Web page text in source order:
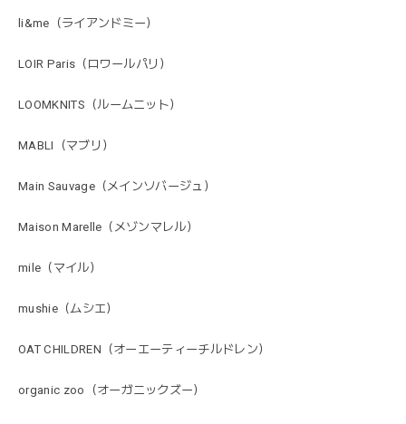
li&me（ライアンドミー）
LOIR Paris（ロワールパリ）
LOOMKNITS（ルームニット）
MABLI（マブリ）
Main Sauvage（メインソバージュ）
Maison Marelle（メゾンマレル）
mile（マイル）
mushie（ムシエ）
OAT CHILDREN（オーエーティーチルドレン）
organic zoo（オーガニックズー）